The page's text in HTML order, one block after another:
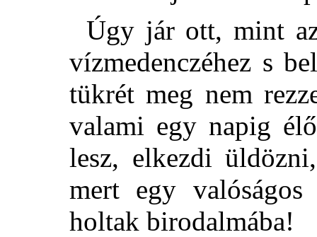
Úgy jár ott, mint
vízmedenczéhez s
tükrét meg nem
valami egy napig
lesz, elkezdi
mert egy
holtak birodalmába!